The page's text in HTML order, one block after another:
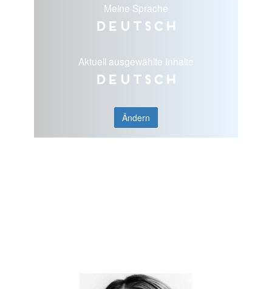
Meine Sprache
Deutsch
Aktuell ausgewählte Inhalte
Deutsch
Ändern